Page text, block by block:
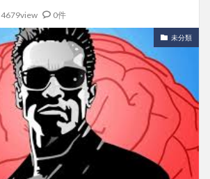
4679view 0件
未分類